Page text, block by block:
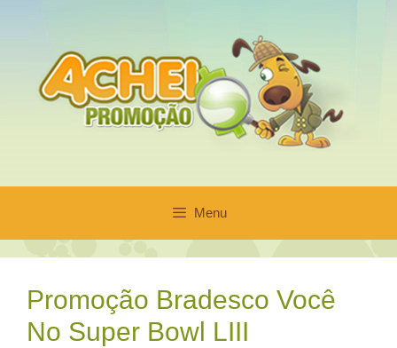
conteúdo
Menu
Promoção Bradesco Você
No Super Bowl LIII